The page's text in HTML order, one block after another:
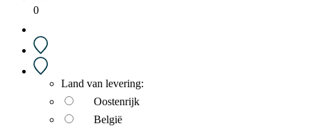
0
Land van levering:
Oostenrijk
België